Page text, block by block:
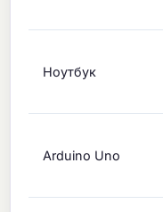
Ноутбук
Arduino Uno